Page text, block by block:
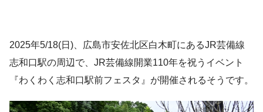
2025年5/18(日)、広島市安佐北区白木町にあるJR芸備線
志和口駅の周辺で、JR芸備線開業110年を祝うイベント
『わくわく志和口駅前フェスタ』が開催されるそうです。